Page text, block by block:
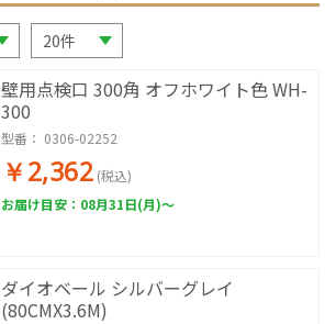
壁用点検口 300角 オフホワイト色 WH-
300
型番： 0306-02252
￥2,362 (税込)
お届け目安：08月31日(月)～
ダイオベール シルバーグレイ
(80CMX3.6M)